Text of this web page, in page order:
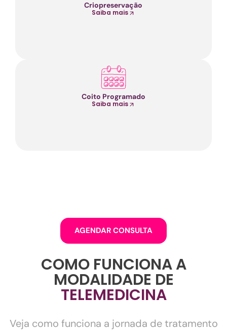
Criopreservação
Saiba mais
Coito Programado
Saiba mais
AGENDAR CONSULTA
COMO FUNCIONA A
MODALIDADE DE
TELEMEDICINA
Veja como funciona a jornada de tratamento